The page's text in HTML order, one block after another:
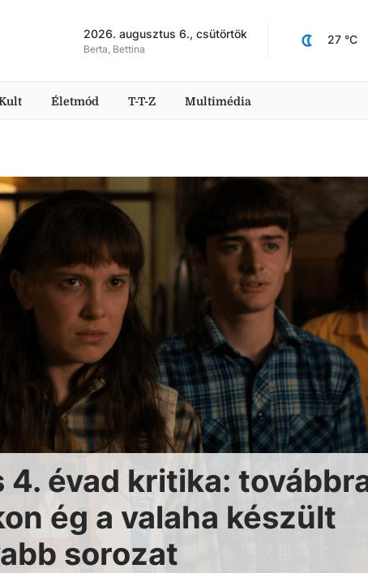
2026. augusztus 6., csütörtök
Berta, Bettina
27 °C
Életmód T-T-Z Multimédia
évad kritika:
ég a valaha készült
sorozat